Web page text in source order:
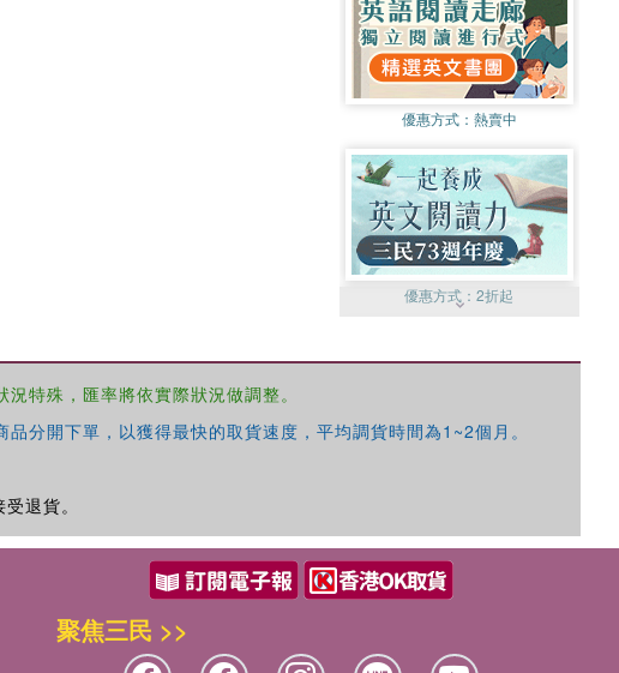
優惠方式： 熱賣中
優惠方式：2折起
特殊，匯率將依實際狀況做調整。
分開下單，以獲得最快的取貨速度，平均調貨時間為1~2個月。
退貨。
聚焦三民 >>